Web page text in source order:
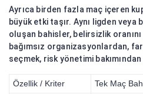
Ayrıca birden fazla maç içeren
büyük etki taşır. Aynı ligden
oluşan bahisler, belirsizlik
bağımsız organizasyonlardan,
seçmek, risk yönetimi bakımından
Özellik / Kriter Tek Maç